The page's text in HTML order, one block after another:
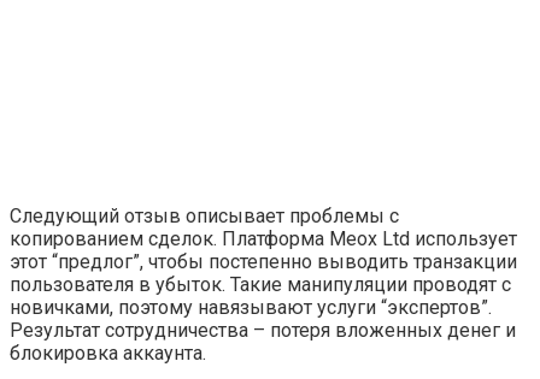
Следующий отзыв описывает проблемы с
копированием сделок. Платформа Meox Ltd использует
этот “предлог”, чтобы постепенно выводить транзакции
пользователя в убыток. Такие манипуляции проводят с
новичками, поэтому навязывают услуги “экспертов”.
Результат сотрудничества – потеря вложенных денег и
блокировка аккаунта.